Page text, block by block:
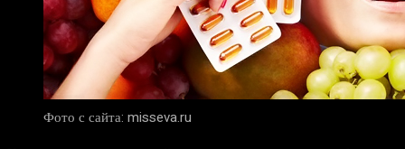
Фото с сайта: misseva.ru